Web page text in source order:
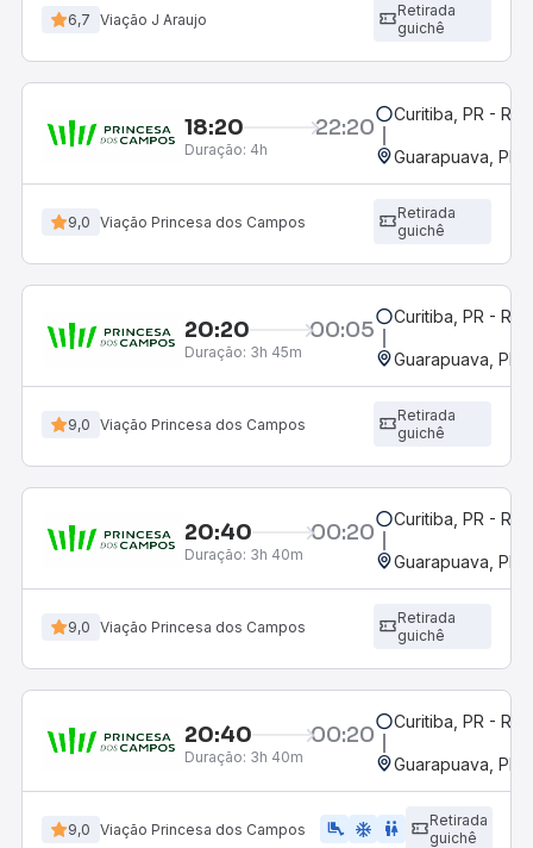
6,7 Viação J Araujo
Retirada
guichê
18:20 22:20
Duração: 4h
Curitiba, PR -
Guarapuava, PR
9,0 Viação Princesa dos Campos
Retirada
guichê
20:20 00:05
Duração: 3h 45m
Curitiba, PR -
Guarapuava, PR
9,0 Viação Princesa dos Campos
Retirada
guichê
20:40 00:20
Duração: 3h 40m
Curitiba, PR -
Guarapuava, PR
9,0 Viação Princesa dos Campos
Retirada
guichê
20:40 00:20
Duração: 3h 40m
Curitiba, PR -
Guarapuava, PR
9,0 Viação Princesa dos Campos airline_seat_legroom_extra ac_unit wc
Retirada
guichê